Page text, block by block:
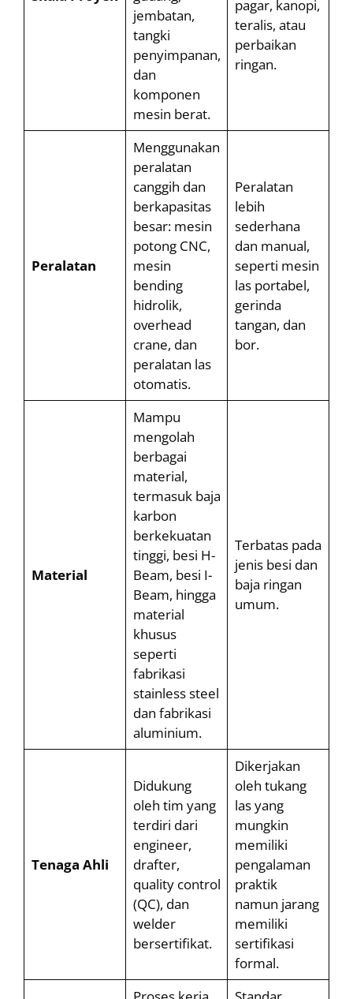
jembatan,
tangki
penyimpanan,
dan
komponen
mesin berat.
pagar, kanopi,
teralis, atau
perbaikan
ringan.
Peralatan
Menggunakan
peralatan
canggih dan
berkapasitas
besar: mesin
potong CNC,
mesin
bending
hidrolik,
overhead
crane, dan
peralatan las
otomatis.
Peralatan
lebih
sederhana
dan manual,
seperti mesin
las portabel,
gerinda
tangan, dan
bor.
Material
Mampu
mengolah
berbagai
material,
termasuk baja
karbon
berkekuatan
tinggi, besi H-
Beam, besi I-
Beam, hingga
material
khusus
seperti
fabrikasi
stainless steel
dan fabrikasi
aluminium.
Terbatas pada
jenis besi dan
baja ringan
umum.
Tenaga Ahli
Didukung
oleh tim yang
terdiri dari
engineer,
drafter,
quality control
(QC), dan
welder
bersertifikat.
Dikerjakan
oleh tukang
las yang
mungkin
memiliki
pengalaman
praktik
namun jarang
memiliki
sertifikasi
formal.